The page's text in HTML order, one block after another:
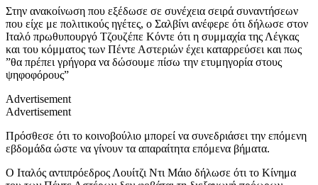
Στην ανακοίνωση που εξέδωσε σε συνέχεια σειρά συναντήσεων
που είχε με πολιτικούς ηγέτες, ο Σαλβίνι ανέφερε ότι δήλωσε στον
Ιταλό πρωθυπουργό Τζουζέπε Κόντε ότι η συμμαχία της Λέγκας
και του κόμματος των Πέντε Αστεριών έχει καταρρεύσει και πως
”θα πρέπει γρήγορα να δώσουμε πίσω την ετυμηγορία στους
ψηφοφόρους”
Advertisement
Advertisement
Πρόσθεσε ότι το κοινοβούλιο μπορεί να συνεδριάσει την επόμενη
εβδομάδα ώστε να γίνουν τα απαραίτητα επόμενα βήματα.
Ο Ιταλός αντιπρόεδρος Λουίτζι Ντι Μάιο δήλωσε ότι το Κίνημα